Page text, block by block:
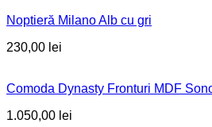
Noptieră Milano Alb cu gri
230,00 lei
Comoda Dynasty Fronturi MDF
1.050,00 lei